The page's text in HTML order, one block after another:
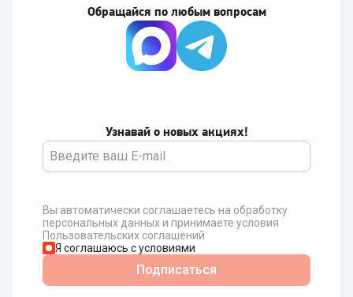
Узнавай о новых акциях!
Вы автоматически соглашаетесь на обработку
персональных данных и принимаете условия
Пользовательских соглашений
Я соглашаюсь с условиями
Подписаться
Обращайся по любым вопросам